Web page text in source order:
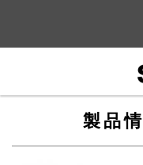
製品